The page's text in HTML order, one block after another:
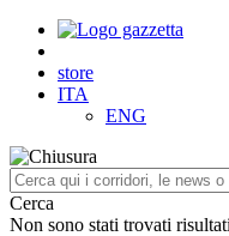
store
ITA
ENG
Cerca
Non sono stati trovati